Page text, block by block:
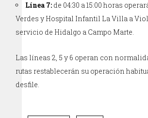
Línea 7: de 04:30 a 15:00 horas
Verdes y Hospital Infantil La Villa a
servicio de Hidalgo a Campo Marte.
Las líneas 2, 5 y 6 operan con
rutas restablecerán su operación
desfile.